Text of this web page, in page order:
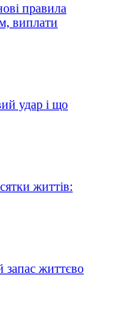
правила
виплати
удар і що
життів:
запас життєво